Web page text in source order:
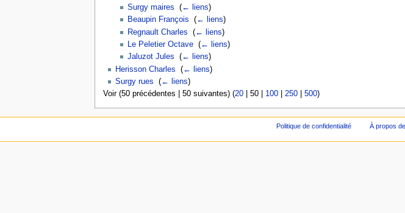
Surgy maires ‎(← liens)
Beaupin François ‎(← liens)
Regnault Charles ‎(← liens)
Le Peletier Octave ‎(← liens)
Jaluzot Jules ‎(← liens)
Herisson Charles
(← liens)
Surgy rues
(← liens)
Voir (50 précédentes 50 suivantes) (20| 50| 100| 250| 500)
Politique de confidentialité À propos